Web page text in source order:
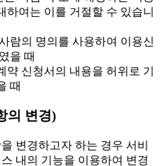
하여는 이를 거절할 수 있습니
람의 명의를 사용하여 이용신
을 때
약 신청서의 내용을 허위로 기
때
의 변경)
변경하고자 하는 경우 서비
내의 기능을 이용하여 변경